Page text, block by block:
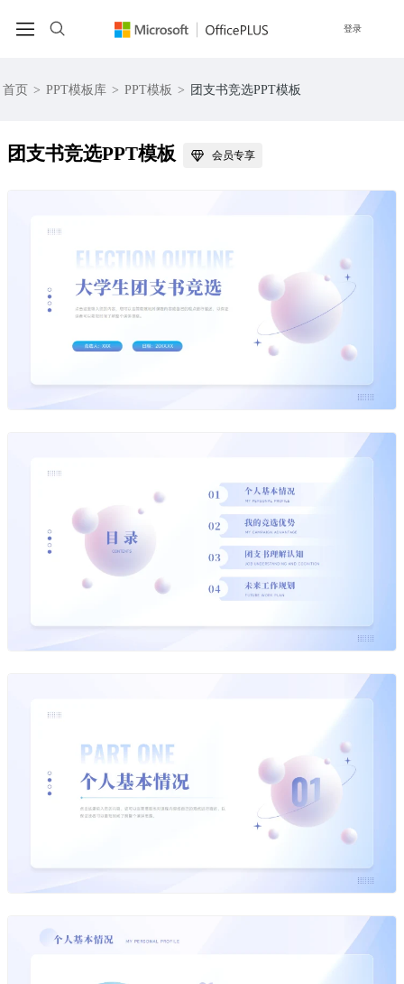
登录
首页 > PPT模板库 > PPT模板 > 团支书竞选PPT模板
团支书竞选PPT模板 会员专享